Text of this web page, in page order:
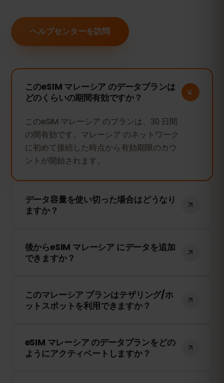
ヘルプセンターを訪問
このeSIM マレーシア のデータプランは
どのくらいの期間有効ですか？
このeSIM マレーシア のプランは、30 日間
の間有効です。マレーシア のネットワーク
に初めて接続した時点から有効期限のカウ
ントが開始されます。
データ容量を使い切った場合はどうなり
ますか？
接続は停止します。eSIMFOXのダッシュボ
ードから簡単にデータを追加購入して、引
後からeSIM マレーシア にデータを追加
できますか？
く、いつでもデータを追加できます。アカ
ウントにログインして、必要なデータ量を
このマレーシア プランはテザリング/ホ
ットスポットを利用できますか？
して、他のデバイスとインターネット接続
を共有できます。ただし、速度や接続状況
eSIM マレーシア のデータプランをどの
ようにアクティベートしますか？